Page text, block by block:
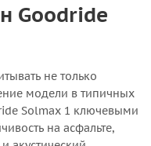
Goodride
не только
модели в типичных
Solmax 1 ключевыми
на асфальте,